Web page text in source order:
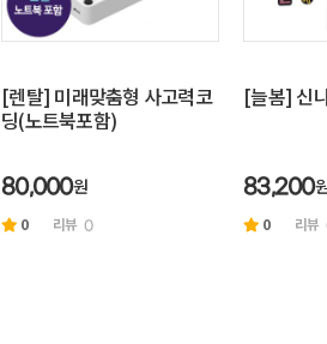
[렌탈] 미래맞춤형 사고력코
딩(노트북포함)
80,000원
0 리뷰 0
[늘봄] 신
83,200
0 리뷰